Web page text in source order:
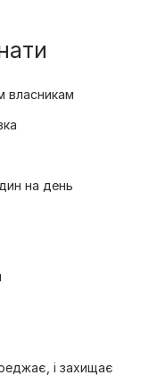
власникам
на день
і захищає